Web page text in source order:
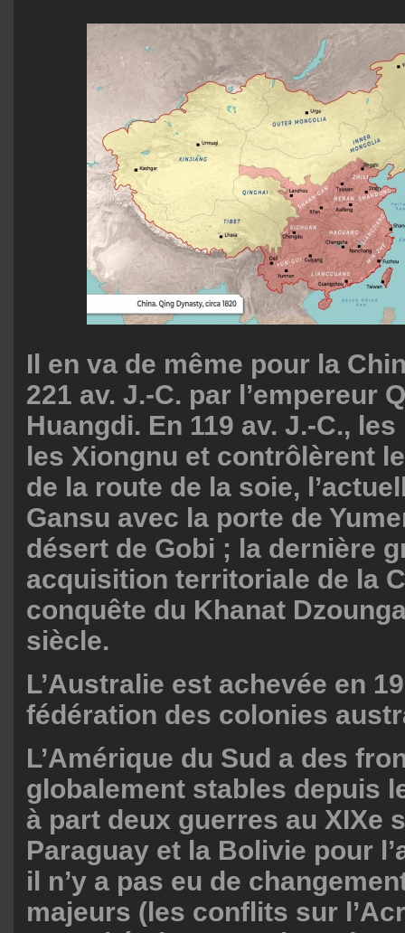
Il en va de même pour la
221 av. J.-C. par l’empereur
Huangdi. En 119 av. J.-C.,
les Xiongnu et contrôlèrent
de la route de la soie,
Gansu avec la porte de
désert de Gobi ; la dernière
acquisition territoriale de la
conquête du Khanat
siècle.
L’Australie est achevée en
fédération des colonies
L’Amérique du Sud a des
globalement stables depuis
à part deux guerres au XIXe
Paraguay et la Bolivie pour
il n’y a pas eu de
majeurs (les conflits sur